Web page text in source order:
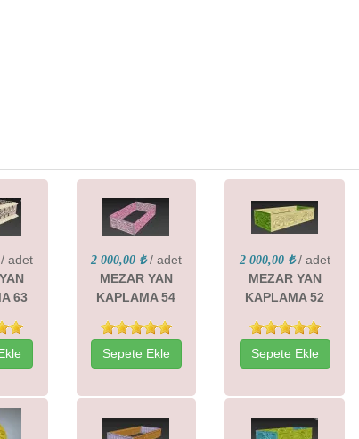
/ adet
63
2 000,00 ₺ / adet
MEZAR YAN
KAPLAMA 54
Sepete Ekle
2 000,00 ₺ / adet
MEZAR YAN
KAPLAMA 52
Sepete Ekle